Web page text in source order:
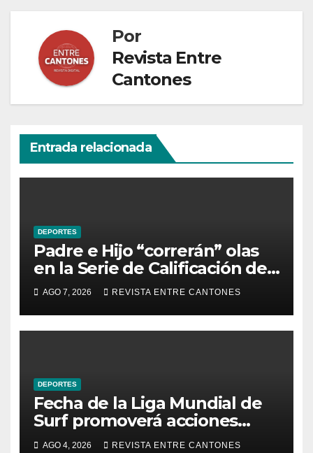
Por
Revista Entre
Cantones
Entrada relacionada
DEPORTES
Padre e Hijo “correrán” olas
en la Serie de Calificación de
la Liga Mundial de Surf
AGO 7, 2026 REVISTA ENTRE CANTONES
DEPORTES
Fecha de la Liga Mundial de
Surf promoverá acciones
ambientales en Playa
AGO 4, 2026 REVISTA ENTRE CANTONES